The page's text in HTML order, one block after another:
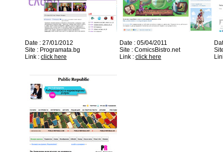
Date : 27/01/2012
Site : Programata.bg
Link : click here
Date : 05/04/2011
Site : ComicsBistro.net
Link : click here